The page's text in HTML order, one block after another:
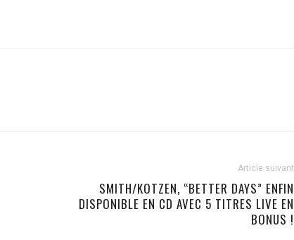
Article suivant
SMITH/KOTZEN, “BETTER DAYS” ENFIN
DISPONIBLE EN CD AVEC 5 TITRES LIVE EN
BONUS !